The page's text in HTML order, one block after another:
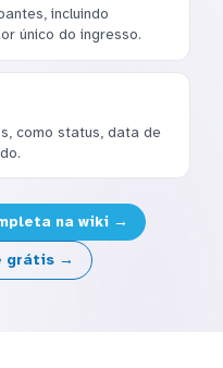
incluindo
único do ingresso.
como status, data de
na wiki →
grátis →